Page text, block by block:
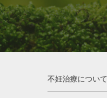
不妊治療について